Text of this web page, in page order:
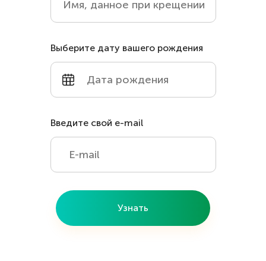
Выберите дату вашего рождения
Введите свой e-mail
Узнать